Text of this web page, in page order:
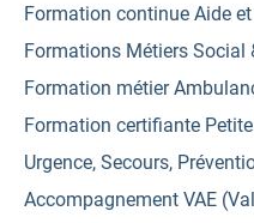
Formation continue Aide
Formations Métiers Social
Formation métier
Formation certifiante
Urgence, Secours,
Accompagnement VAE